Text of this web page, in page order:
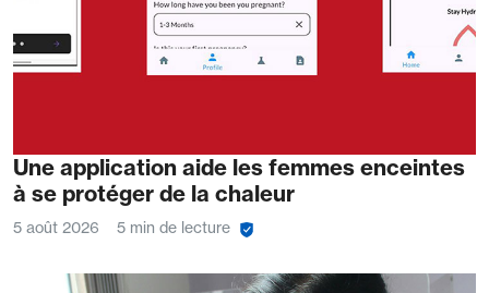
Une application aide les femmes enceintes
à se protéger de la chaleur
5 août 2026 5 min de lecture